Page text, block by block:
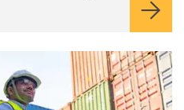
l’esportazione&nbsp;